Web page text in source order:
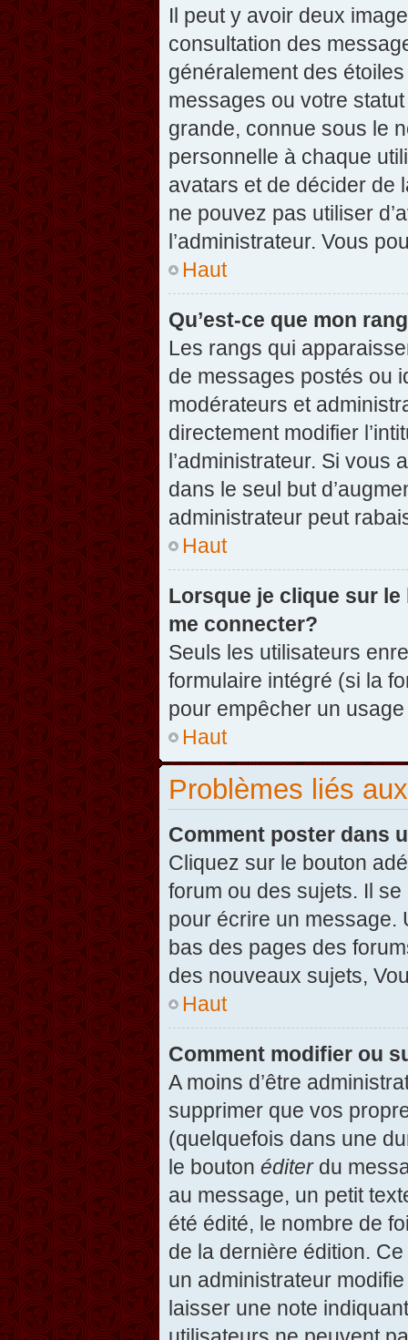
Il peut y avoir deux
consultation des
généralement des
messages ou votre
grande, connue sous le
personnelle à chaque
avatars et de décider de
ne pouvez pas utiliser
l’administrateur. Vous
Haut
Qu’est-ce que mon
Les rangs qui
de messages postés ou
modérateurs et
directement modifier
l’administrateur. Si vous
dans le seul but
administrateur peut
Haut
Lorsque je clique sur
me connecter?
Seuls les utilisateurs
formulaire intégré (si la
pour empêcher un
Haut
Problèmes liés
Comment poster dans
Cliquez sur le bouton
forum ou des sujets. Il
pour écrire un message.
bas des pages des
des nouveaux sujets,
Haut
Comment modifier ou
A moins d’être
supprimer que vos
(quelquefois dans une
le bouton éditerdu
au message, un petit
été édité, le nombre de
de la dernière édition.
un administrateur
laisser une note